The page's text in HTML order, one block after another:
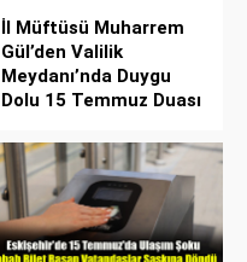
İl Müftüsü Muharrem
Gül’den Valilik
Meydanı’nda Duygu
Dolu 15 Temmuz Duası